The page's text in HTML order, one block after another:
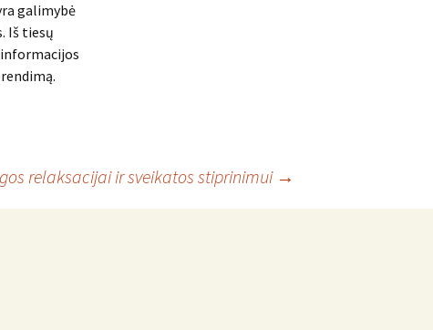
galimybė
Iš tiesų
relaksacijai ir sveikatos stiprinimui →